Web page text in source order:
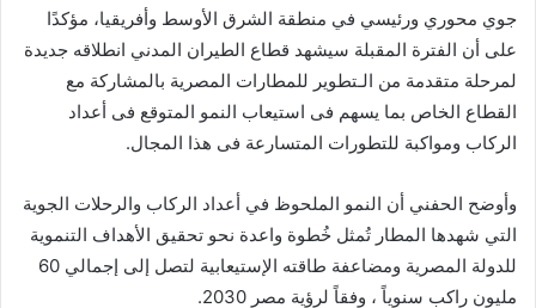
جوي محوري ورئيسي في منطقة الشرق الأوسط وأفريقيا، مؤكدًا
على أن الفترة المقبلة سيشهد قطاع الطيران المدني انطلاقه جديدة
لمرحلة متقدمة من الـتطوير للمطارات المصرية بالمشاركة مع
القطاع الخاص بما يسهم فى استيعاب النمو المتوقع فى أعداد
الركاب ومواكبة للتطورات المتسارعة فى هذا المجال.
وأوضح الحفني أن النمو الملحوظ في أعداد الركاب والرحلات الجوية
التي شهدها المطار تُمثل خُطوة واعدة نحو تحقيق الأهداف التنموية
للدولة المصرية ومضاعفة طاقته الإستيعابية لتصل إلى إجمالي 60
مليون راكب سنوياً ، وفقاً لرؤية مصر 2030.